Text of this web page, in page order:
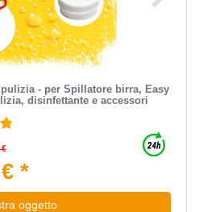
- per Spillatore birra, Easy
disinfettante e accessori
€
*
oggetto